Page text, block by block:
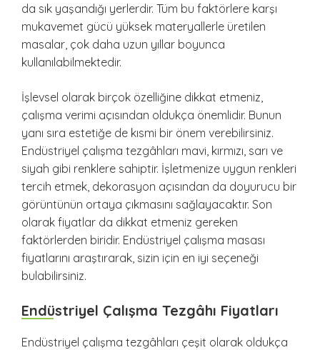
da sık yaşandığı yerlerdir. Tüm bu faktörlere karşı
mukavemet gücü yüksek materyallerle üretilen
masalar, çok daha uzun yıllar boyunca
kullanılabilmektedir.
İşlevsel olarak birçok özelliğine dikkat etmeniz,
çalışma verimi açısından oldukça önemlidir. Bunun
yanı sıra estetiğe de kısmi bir önem verebilirsiniz.
Endüstriyel çalışma tezgâhları mavi, kırmızı, sarı ve
siyah gibi renklere sahiptir. İşletmenize uygun renkleri
tercih etmek, dekorasyon açısından da doyurucu bir
görüntünün ortaya çıkmasını sağlayacaktır. Son
olarak fiyatlar da dikkat etmeniz gereken
faktörlerden biridir. Endüstriyel çalışma masası
fiyatlarını araştırarak, sizin için en iyi seçeneği
bulabilirsiniz.
Endüstriyel Çalışma Tezgâhı Fiyatları
Endüstriyel çalışma tezgâhları çeşit olarak oldukça